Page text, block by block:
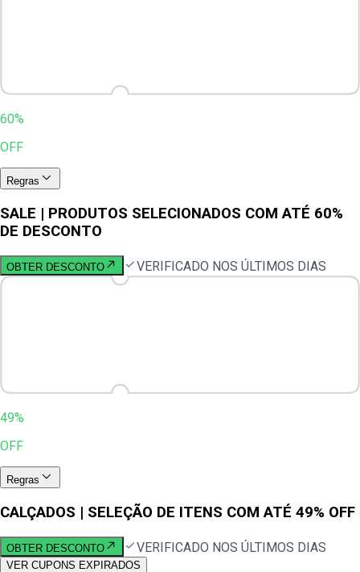
60%
OFF
Regras
SALE | PRODUTOS SELECIONADOS COM ATÉ 60%
DE DESCONTO
OBTER DESCONTO VERIFICADO NOS ÚLTIMOS DIAS
49%
OFF
Regras
CALÇADOS | SELEÇÃO DE ITENS COM ATÉ 49% OFF
OBTER DESCONTO VERIFICADO NOS ÚLTIMOS DIAS
VER CUPONS EXPIRADOS